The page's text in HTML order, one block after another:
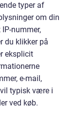
typer af
om din
nummer,
du klikker på
eksplicit
e-mail,
typisk være i
ved køb.